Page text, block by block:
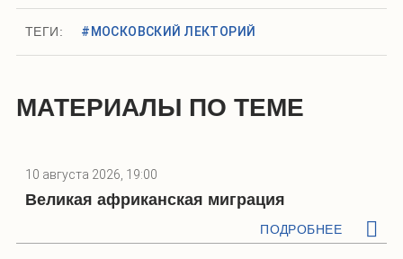
ТЕГИ: #МОСКОВСКИЙ ЛЕКТОРИЙ
МАТЕРИАЛЫ ПО ТЕМЕ
10 августа 2026, 19:00
Великая африканская миграция
ПОДРОБНЕЕ